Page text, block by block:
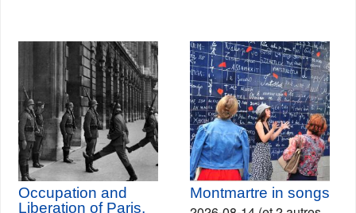
Occupation and
Liberation of Paris,
Montmartre in songs